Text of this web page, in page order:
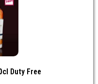
Duty Free